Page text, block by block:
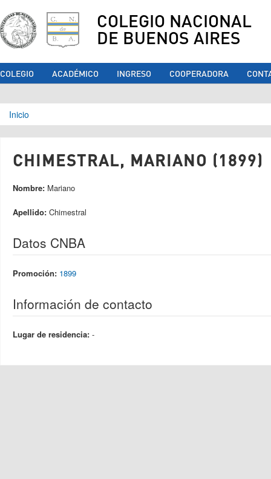
COLEGIO NACIONAL
DE BUENOS AIRES
COLEGIO ACADÉMICO INGRESO COOPERADORA
Se encuentra usted aquí
Inicio
CHIMESTRAL, MARIANO (1899)
Nombre: Mariano
Apellido: Chimestral
Datos CNBA
Promoción: 1899
Información de contacto
Lugar de residencia: -